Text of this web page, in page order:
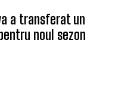
a transferat un
noul sezon